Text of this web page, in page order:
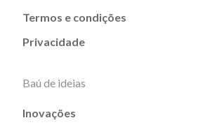
Termos e condições
Privacidade
Baú de ideias
Inovações